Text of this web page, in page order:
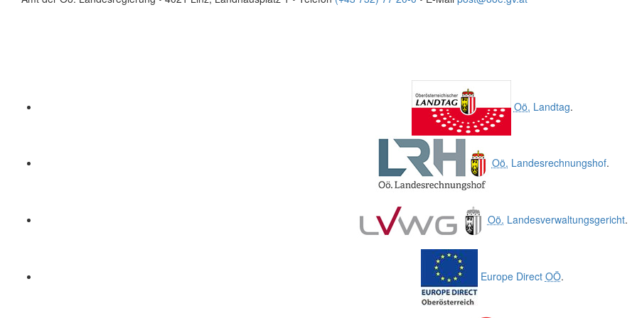
Oö. Landtag.
Oö. Landesrechnungshof.
Oö. Landesverwaltungsgericht.
Europe Direct OÖ.